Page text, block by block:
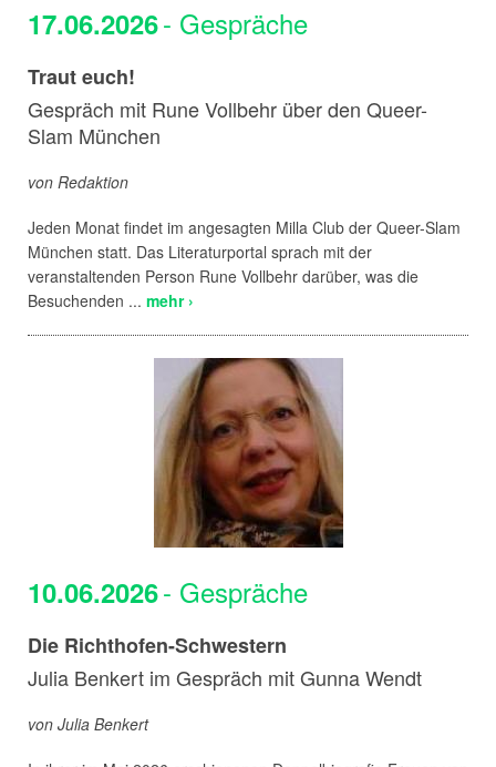
17.06.2026- Gespräche
Traut euch!
Gespräch mit Rune Vollbehr über den Queer-
Slam München
von Redaktion
Jeden Monat findet im angesagten Milla Club der Queer-Slam
München statt. Das Literaturportal sprach mit der
veranstaltenden Person Rune Vollbehr darüber, was die
Besuchenden ... mehr ›
10.06.2026- Gespräche
Die Richthofen-Schwestern
Julia Benkert im Gespräch mit Gunna Wendt
von Julia Benkert